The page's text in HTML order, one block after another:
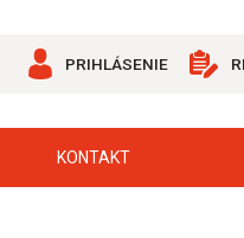
PRIHLÁSENIE
KONTAKT